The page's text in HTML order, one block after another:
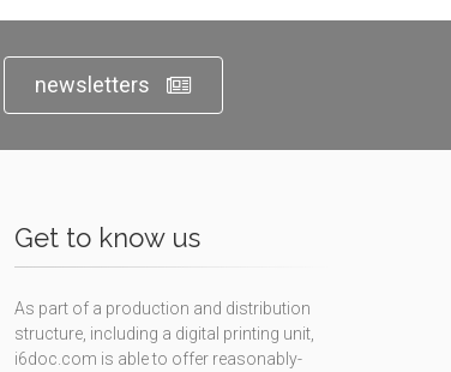
newsletters
Get to know us
As part of a production and distribution
structure, including a digital printing unit,
i6doc.com is able to offer reasonably-